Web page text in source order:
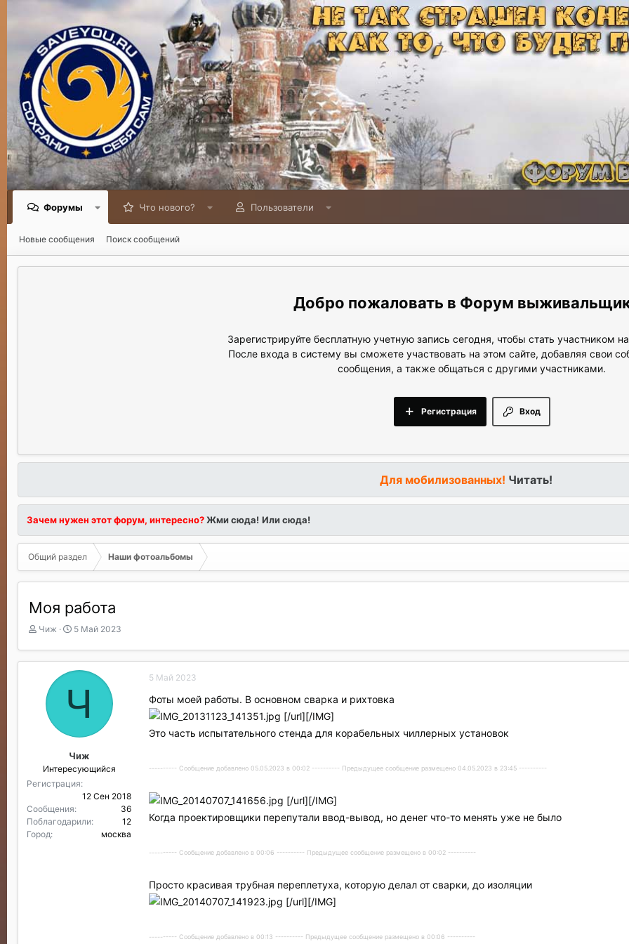
Форумы Что нового? Пользователи
Новые сообщения Поиск сообщений
Форум
Зарегистрируйте бесплатную учетную запись сегодня, чтобы стать участником
После входа в систему вы сможете участвовать на этом сайте, добавляя свои
сообщения, а также общаться с другими участниками.
Вход
Регистрация
Для мобилизованных! Читать!
Зачем нужен этот форум, интересно?Жми сюда! Или сюда!
Общий раздел Наши фотоальбомы
Моя работа
А
т
Чиж
Д
т
ч
5 Май 2023
Ч
Чиж
Интересующийся
Регистрация
12 Сен 2018
Сообщения
36
Поблагодарили
12
Город
москва
5 Май 2023
Фоты моей работы. В основном сварка и рихтовка
[/url][/IMG]
Это часть испытательного стенда для корабельных чиллерных установок
---------- Сообщение добавлено 05.05.2023 в 00:02 ---------- Предыдущее сообщение размещено 04.05.2023 в 23:45 ----------
[/url][/IMG]
Когда проектировщики перепутали ввод-вывод, но денег что-то менять уже не было
---------- Сообщение добавлено в 00:06 ---------- Предыдущее сообщение размещено в 00:02 ----------
Просто красивая трубная переплетуха, которую делал от сварки, до изоляции
[/url][/IMG]
---------- Сообщение добавлено в 00:13 ---------- Предыдущее сообщение размещено в 00:06 ----------